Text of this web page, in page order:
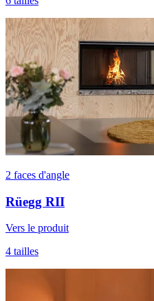
2 faces d'angle
Rüegg RII
Vers le produit
4 tailles